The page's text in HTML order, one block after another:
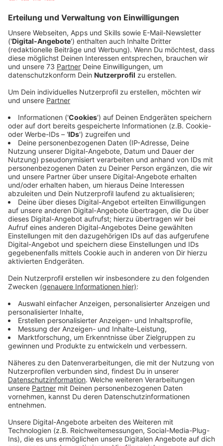
Anzeige
Den Song schrieb er aus Langeweile
Anzeige
Mit seinem Yong "You Are" landete er in den Top 15
der US Dance Charts, weltweit ist der Produzent Phil
Hanro in den Top 100. Der Song kam aus Langeweile
wegen Corona zustande, woraufhin Hanro ihn an einen
Radiosender in den USA schickte. Daraufhin landete er
in den Charts. Bei uns ist der Produzent noch nicht
bekannt.
Anzeige
Wir benötigen Ihre
Zustimmung, um den
Instagram Content-
Service zu laden!
Wir verwenden Instagram
Content, um Inhalte
einzubetten. Dieser Service
kann Daten zu Ihren
Aktivitäten sammeln. Bitte
lesen Sie die Details durch
und stimmen Sie der Nutzung
des Service zu, um diese
Inhalte anzuzeigen.
Mehr Informationen